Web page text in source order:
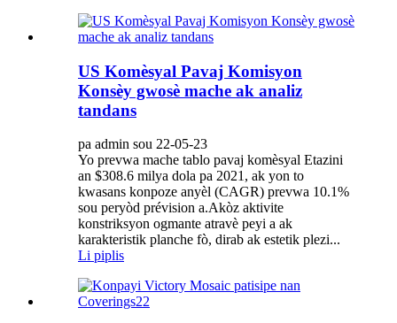
US Komèsyal Pavaj Komisyon
Konsèy gwosè mache ak analiz
tandans
pa admin sou 22-05-23
Yo prevwa mache tablo pavaj komèsyal Etazini
an $308.6 milya dola pa 2021, ak yon to
kwasans konpoze anyèl (CAGR) prevwa 10.1%
sou peryòd prévision a.Akòz aktivite
konstriksyon ogmante atravè peyi a ak
karakteristik planche fò, dirab ak estetik plezi...
Li piplis